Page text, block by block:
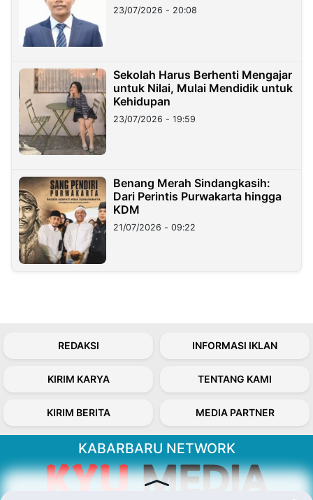
23/07/2026 - 20:08
Sekolah Harus Berhenti Mengajar
untuk Nilai, Mulai Mendidik untuk
Kehidupan
23/07/2026 - 19:59
Benang Merah Sindangkasih:
Dari Perintis Purwakarta hingga
KDM
21/07/2026 - 09:22
REDAKSI INFORMASI IKLAN
KIRIM KARYA TENTANG KAMI
KIRIM BERITA MEDIA PARTNER
KABARBARU NETWORK